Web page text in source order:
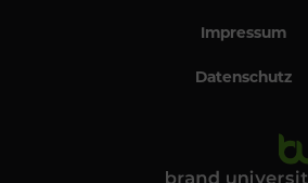
Impressum
Datenschutz